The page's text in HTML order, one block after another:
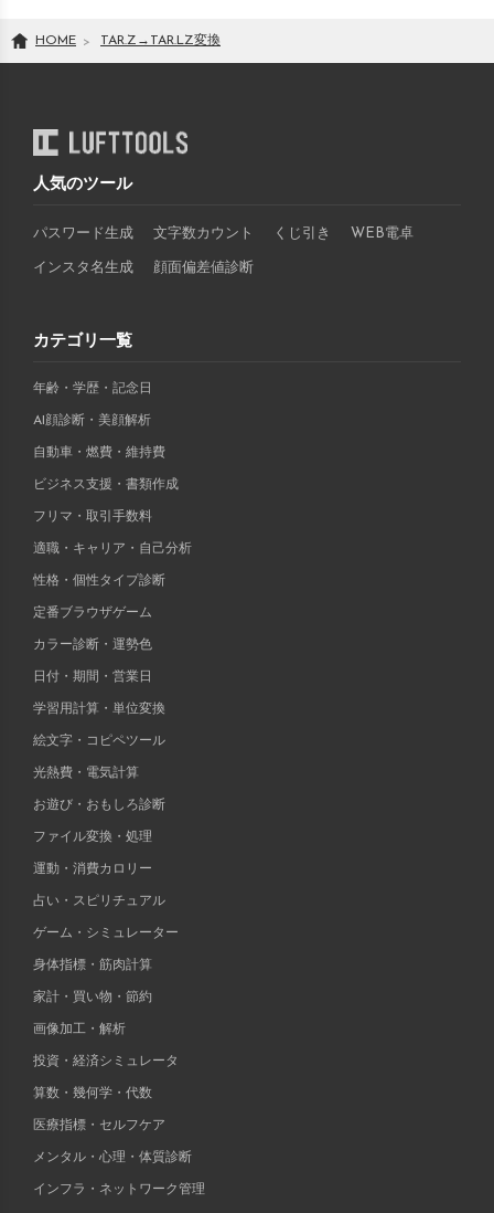
HOME TAR.Z → TAR.LZ変換
人気のツール
パスワード生成 文字数カウント くじ引き WEB電卓
インスタ名生成 顔面偏差値診断
カテゴリ一覧
年齢・学歴・記念日
AI顔診断・美顔解析
自動車・燃費・維持費
ビジネス支援・書類作成
フリマ・取引手数料
適職・キャリア・自己分析
性格・個性タイプ診断
定番ブラウザゲーム
カラー診断・運勢色
日付・期間・営業日
学習用計算・単位変換
絵文字・コピペツール
光熱費・電気計算
お遊び・おもしろ診断
ファイル変換・処理
運動・消費カロリー
占い・スピリチュアル
ゲーム・シミュレーター
身体指標・筋肉計算
家計・買い物・節約
画像加工・解析
投資・経済シミュレータ
算数・幾何学・代数
医療指標・セルフケア
メンタル・心理・体質診断
インフラ・ネットワーク管理